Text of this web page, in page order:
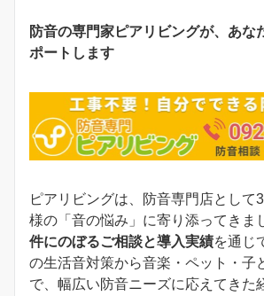
防音の専門家ピアリビングが、あな
ポートします
ピアリビングは、防音専門店として
様の「音の悩み」に寄り添ってきま
件にのぼるご相談と導入実績を通じ
の生活音対策から音楽・ペット・子
で、幅広い防音ニーズに応えてきた